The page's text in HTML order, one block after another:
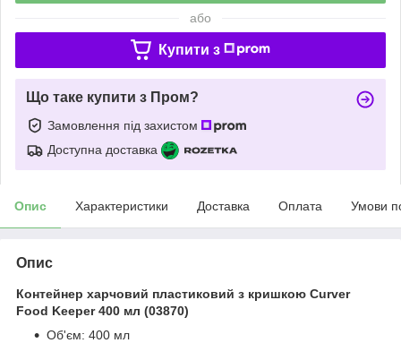
або
Купити з
Що таке купити з Пром?
Замовлення під захистом
Доступна доставка
Опис Характеристики Доставка Оплата Умови
Опис
Контейнер харчовий пластиковий з кришкою Curver
Food Keeper 400 мл (03870)
Об'єм: 400 мл